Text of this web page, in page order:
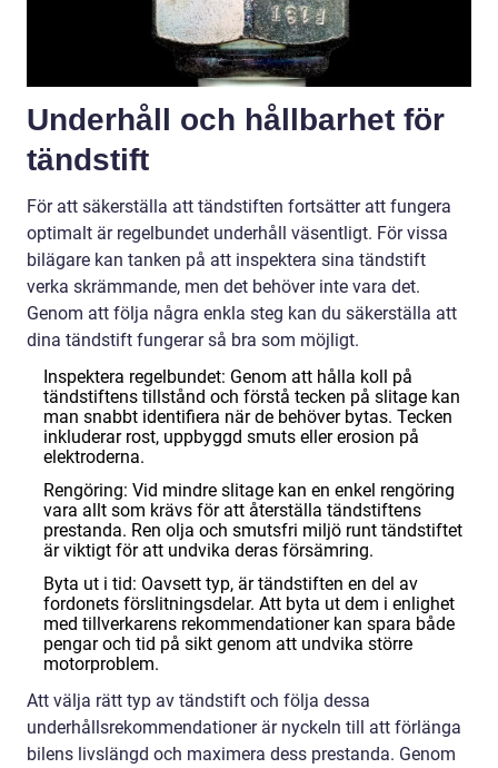
Underhåll och hållbarhet för
tändstift
För att säkerställa att tändstiften fortsätter att fungera
optimalt är regelbundet underhåll väsentligt. För vissa
bilägare kan tanken på att inspektera sina tändstift
verka skrämmande, men det behöver inte vara det.
Genom att följa några enkla steg kan du säkerställa att
dina tändstift fungerar så bra som möjligt.
Inspektera regelbundet: Genom att hålla koll på
tändstiftens tillstånd och förstå tecken på slitage kan
man snabbt identifiera när de behöver bytas. Tecken
inkluderar rost, uppbyggd smuts eller erosion på
elektroderna.
Rengöring: Vid mindre slitage kan en enkel rengöring
vara allt som krävs för att återställa tändstiftens
prestanda. Ren olja och smutsfri miljö runt tändstiftet
är viktigt för att undvika deras försämring.
Byta ut i tid: Oavsett typ, är tändstiften en del av
fordonets förslitningsdelar. Att byta ut dem i enlighet
med tillverkarens rekommendationer kan spara både
pengar och tid på sikt genom att undvika större
motorproblem.
Att välja rätt typ av tändstift och följa dessa
underhållsrekommendationer är nyckeln till att förlänga
bilens livslängd och maximera dess prestanda. Genom